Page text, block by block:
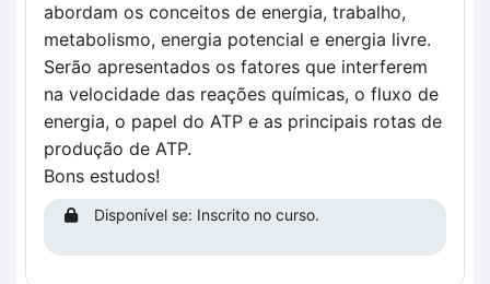
abordam os conceitos de energia, trabalho,
metabolismo, energia potencial e energia livre.
Serão apresentados os fatores que interferem
na velocidade das reações químicas, o fluxo de
energia, o papel do ATP e as principais rotas de
produção de ATP.
Bons estudos!
Disponível se: Inscrito no curso.